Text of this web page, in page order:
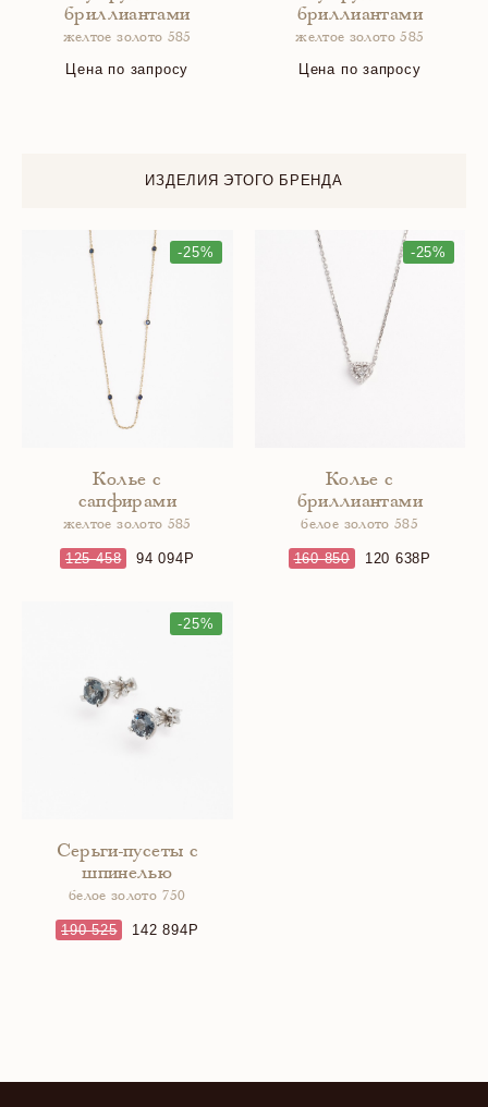
бриллиантами
желтое золото 585
Цена по запросу
бриллиантами
желтое золото 585
Цена по запросу
ИЗДЕЛИЯ ЭТОГО БРЕНДА
-25%
Колье с
сапфирами
желтое золото 585
125 458 94 094
-25%
Колье с
бриллиантами
белое золото 585
160 850 120 638
-25%
Серьги-пусеты с
шпинелью
белое золото 750
190 525 142 894